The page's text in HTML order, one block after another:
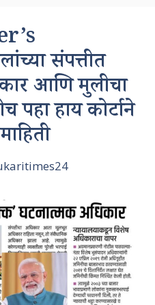
संपत्तीत
आणि मुलीचा
पहा हाय कोर्टाने